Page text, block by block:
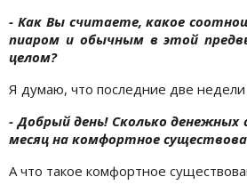
- Как Вы считаете, какое
пиаром и обычным в этой
целом?
Я думаю, что последние две недели
- Добрый день! Сколько денежных
месяц на комфортное
А что такое комфортное